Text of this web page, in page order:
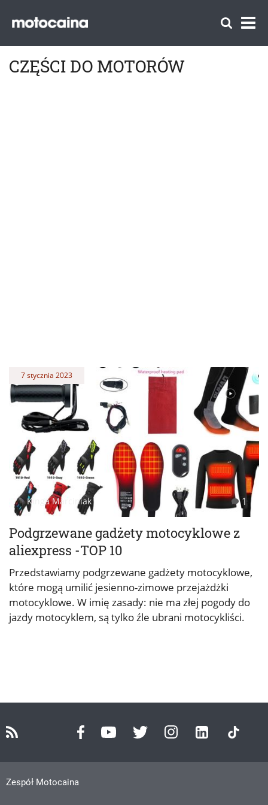
CZĘŚCI DO MOTORÓW
Podgrzewane gadżety motocyklowe z
aliexpress -TOP 10
7 stycznia 2023
Kinga Marciniak 1
Przedstawiamy podgrzewane gadżety motocyklowe,
które mogą umilić jesienno-zimowe przejażdżki
motocyklowe. W imię zasady: nie ma złej pogody do
jazdy motocyklem, są tylko źle ubrani motocykliści.
Zespół Motocaina